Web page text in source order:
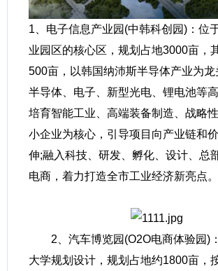
1、电子信息产业园(中韩科创园)：位
业园区的核心区，规划占地3000亩，
500亩，以韩国纳沛斯半导体产业为龙
半导体、电子、新型光电、锂电池等
培育智能工业、高端装备制造、战略
小企业为核心，引导项目向产业链和
伸;融入科技、研发、孵化、设计、总
电商，着力打造全市工业经济新亮点。
2、汽车博览园(O2O电商体验园)
大学规划设计，规划占地约1800亩，